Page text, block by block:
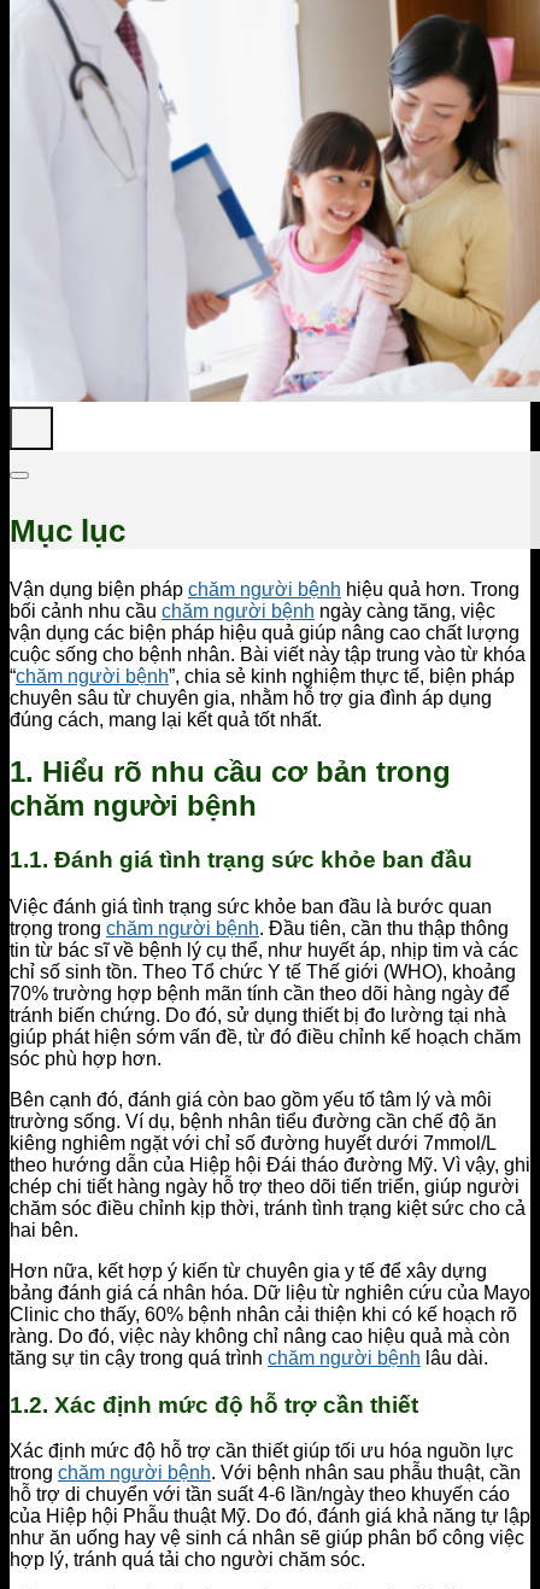
Mục lục
Vận dụng biện pháp chăm người bệnh hiệu quả hơn. Trong
bối cảnh nhu cầu chăm người bệnh ngày càng tăng, việc
vận dụng các biện pháp hiệu quả giúp nâng cao chất lượng
cuộc sống cho bệnh nhân. Bài viết này tập trung vào từ khóa
“chăm người bệnh”, chia sẻ kinh nghiệm thực tế, biện pháp
chuyên sâu từ chuyên gia, nhằm hỗ trợ gia đình áp dụng
đúng cách, mang lại kết quả tốt nhất.
1. Hiểu rõ nhu cầu cơ bản trong
chăm người bệnh
1.1. Đánh giá tình trạng sức khỏe ban đầu
Việc đánh giá tình trạng sức khỏe ban đầu là bước quan
trọng trong chăm người bệnh. Đầu tiên, cần thu thập thông
tin từ bác sĩ về bệnh lý cụ thể, như huyết áp, nhịp tim và các
chỉ số sinh tồn. Theo Tổ chức Y tế Thế giới (WHO), khoảng
70% trường hợp bệnh mãn tính cần theo dõi hàng ngày để
tránh biến chứng. Do đó, sử dụng thiết bị đo lường tại nhà
giúp phát hiện sớm vấn đề, từ đó điều chỉnh kế hoạch chăm
sóc phù hợp hơn.
Bên cạnh đó, đánh giá còn bao gồm yếu tố tâm lý và môi
trường sống. Ví dụ, bệnh nhân tiểu đường cần chế độ ăn
kiêng nghiêm ngặt với chỉ số đường huyết dưới 7mmol/L
theo hướng dẫn của Hiệp hội Đái tháo đường Mỹ. Vì vậy, ghi
chép chi tiết hàng ngày hỗ trợ theo dõi tiến triển, giúp người
chăm sóc điều chỉnh kịp thời, tránh tình trạng kiệt sức cho cả
hai bên.
Hơn nữa, kết hợp ý kiến từ chuyên gia y tế để xây dựng
bảng đánh giá cá nhân hóa. Dữ liệu từ nghiên cứu của Mayo
Clinic cho thấy, 60% bệnh nhân cải thiện khi có kế hoạch rõ
ràng. Do đó, việc này không chỉ nâng cao hiệu quả mà còn
tăng sự tin cậy trong quá trình chăm người bệnh lâu dài.
1.2. Xác định mức độ hỗ trợ cần thiết
Xác định mức độ hỗ trợ cần thiết giúp tối ưu hóa nguồn lực
trong chăm người bệnh. Với bệnh nhân sau phẫu thuật, cần
hỗ trợ di chuyển với tần suất 4-6 lần/ngày theo khuyến cáo
của Hiệp hội Phẫu thuật Mỹ. Do đó, đánh giá khả năng tự lập
như ăn uống hay vệ sinh cá nhân sẽ giúp phân bổ công việc
hợp lý, tránh quá tải cho người chăm sóc.